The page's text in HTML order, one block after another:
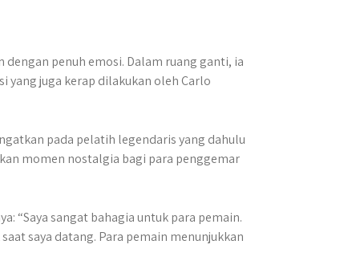
penuh emosi. Dalam ruang ganti, ia
juga kerap dilakukan oleh Carlo
pada pelatih legendaris yang dahulu
momen nostalgia bagi para penggemar
“Saya sangat bahagia untuk para pemain.
saya datang. Para pemain menunjukkan